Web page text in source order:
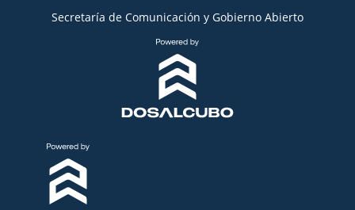
Secretaría de Comunicación y Gobierno Abierto